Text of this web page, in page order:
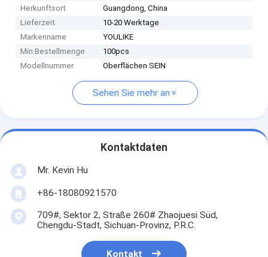
Herkunftsort
Guangdong, China
Lieferzeit
10-20 Werktage
Markenname
YOULIKE
Min Bestellmenge
100pcs
Modellnummer
Oberflächen SEIN
Sehen Sie mehr an
Kontaktdaten
Mr. Kevin Hu
+86-18080921570
709#, Sektor 2, Straße 260# Zhaojuesi Süd,
Chengdu-Stadt, Sichuan-Provinz, P.R.C.
Kontakt